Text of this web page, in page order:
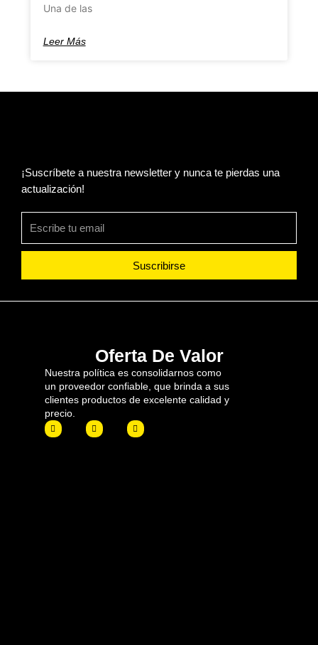
Una de las
Leer Más
¡Suscríbete a nuestra newsletter y nunca te pierdas una
actualización!
Suscribirse
Oferta De Valor
Nuestra política es consolidarnos como
un proveedor confiable, que brinda a sus
clientes productos de excelente calidad y
precio.
F
a
c
I
n
s
L
i
n